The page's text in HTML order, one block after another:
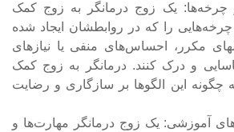
چرخه‌ها: یک زوج درمانگر به زوج کمک
چرخه‌هایی را که در روابطشان ایجاد شده
مکرر، احساس‌های منفی یا نیازهای
و درک کنند. درمانگر به زوج کمک
چگونه این الگوها بر سازگاری و رضایت
آموزشی: یک زوج درمانگر مهارت‌ها و